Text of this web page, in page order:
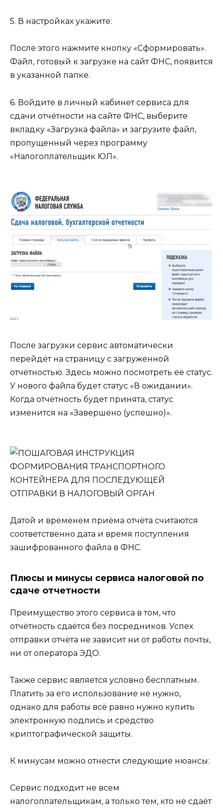
5. В настройках укажите:
После этого нажмите кнопку «Сформировать».
Файл, готовый к загрузке на сайт ФНС, появится
в указанной папке.
6. Войдите в личный кабинет сервиса для
сдачи отчётности на сайте ФНС, выберите
вкладку «Загрузка файла» и загрузите файл,
пропущенный через программу
«Налогоплательщик ЮЛ».
После загрузки сервис автоматически
перейдёт на страницу с загруженной
отчётностью. Здесь можно посмотреть её статус.
У нового файла будет статус «В ожидании».
Когда отчётность будет принята, статус
изменится на «Завершено (успешно)».
Датой и временем приёма отчёта считаются
соответственно дата и время поступления
зашифрованного файла в ФНС.
Плюсы и минусы сервиса налоговой по
сдаче отчетности
Преимущество этого сервиса в том, что
отчётность сдаётся без посредников. Успех
отправки отчёта не зависит ни от работы почты,
ни от оператора ЭДО.
Также сервис является условно бесплатным.
Платить за его использование не нужно,
однако для работы всё равно нужно купить
электронную подпись и средство
криптографической защиты.
К минусам можно отнести следующие нюансы:
Сервис подходит не всем
налогоплательщикам, а только тем, кто не сдаёт